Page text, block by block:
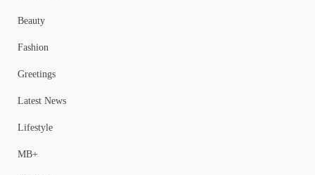
Beauty
Fashion
Greetings
Latest News
Lifestyle
MB+